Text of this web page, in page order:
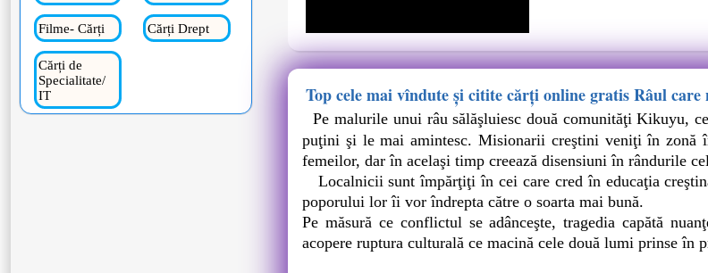
Top cele mai vîndute și citite cărți online gratis Râul care
Pe malurile unui râu sălăşluiesc două comunităţi Kikuyu,
puţini şi le mai amintesc. Misionarii creştini veniţi în zonă
femeilor, dar în acelaşi timp creează disensiuni în rândurile
Localnicii sunt împărţiţi în cei care cred în educaţia
poporului lor îi vor îndrepta către o soarta mai bună.
Pe măsură ce conflictul se adânceşte, tragedia capătă
acopere ruptura culturală ce macină cele două lumi prinse în
Filme- Cărți Cărți Drept
Cărți de
Specialitate/
IT